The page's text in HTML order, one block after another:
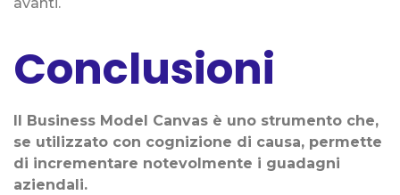
avanti.
Conclusioni
Il Business Model Canvas è uno strumento che,
se utilizzato con cognizione di causa, permette
di incrementare notevolmente i guadagni
aziendali.